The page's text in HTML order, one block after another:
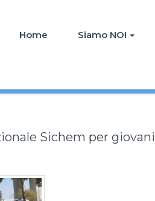
Home Siamo NOI
Sichem per giovani